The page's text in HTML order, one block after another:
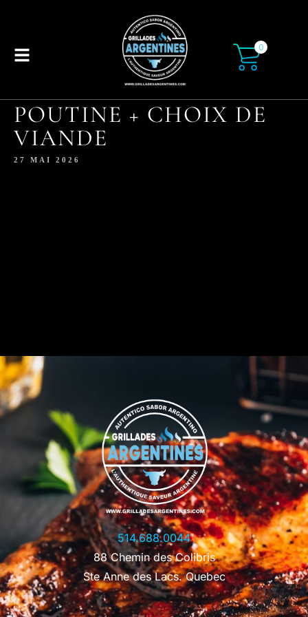
0
POUTINE + CHOIX DE
VIANDE
27 MAI 2026
514.688.0044
88 Chemin des Colibris
Ste Anne des Lacs. Quebec